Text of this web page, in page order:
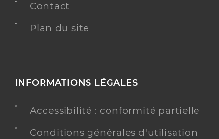
Contact
Plan du site
INFORMATIONS LÉGALES
Accessibilité : conformité partielle
Conditions générales d'utilisation